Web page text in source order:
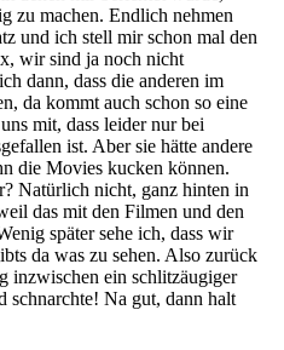
zu machen. Endlich nehmen
und ich stell mir schon mal den
wir sind ja noch nicht
dann, dass die anderen im
da kommt auch schon so eine
mit, dass leider nur bei
ist. Aber sie hätte andere
die Movies kucken können.
Natürlich nicht, ganz hinten in
das mit den Filmen und den
später sehe ich, dass wir
da was zu sehen. Also zurück
inzwischen ein schlitzäugiger
schnarchte! Na gut, dann halt